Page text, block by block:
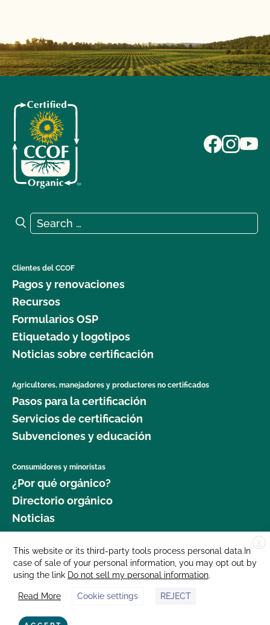
Search for:
Search
Clientes del CCOF
Pagos y renovaciones
Recursos
Formularios OSP
Etiquetado y logotipos
Noticias sobre certificación
Agricultores, manejadores y productores no certificados
Pasos para la certificación
Servicios de certificación
Subvenciones y educación
Consumidores y minoristas
¿Por qué orgánico?
Directorio orgánico
Noticias
Donar
Carreras profesionales
Sala de prensa
Contáctenos
877 Cedar Street, Suite 248, Santa Cruz, CA 95060 © 2025 CCOF.org
X
This website or its third-party tools process personal data.In
case of sale of your personal information, you may opt out by
using the link Do not sell my personal information.
Read More Cookie settings REJECT